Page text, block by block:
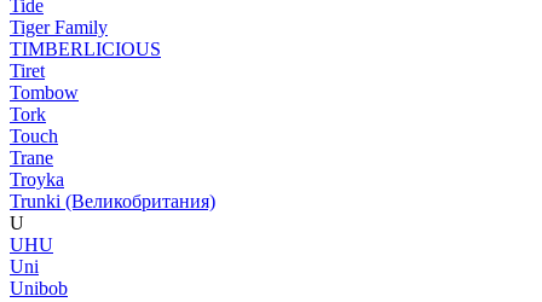
Tide
Tiger Family
TIMBERLICIOUS
Tiret
Tombow
Tork
Touch
Trane
Troyka
Trunki (Великобритания)
U
UHU
Uni
Unibob